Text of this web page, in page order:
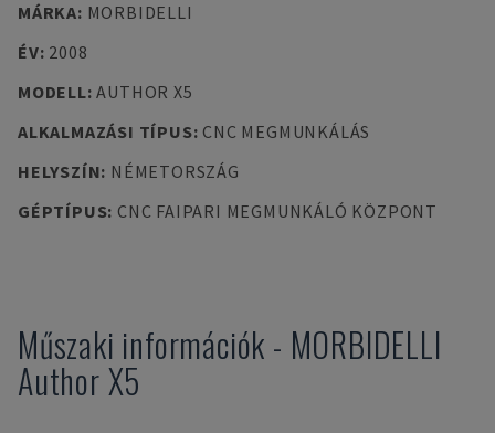
MÁRKA: MORBIDELLI
ÉV: 2008
MODELL:AUTHOR X5
ALKALMAZÁSI TÍPUS: CNC MEGMUNKÁLÁS
HELYSZÍN: NÉMETORSZÁG
GÉPTÍPUS: CNC FAIPARI MEGMUNKÁLÓ KÖZPONT
Műszaki információk - MORBIDELLI
Author X5